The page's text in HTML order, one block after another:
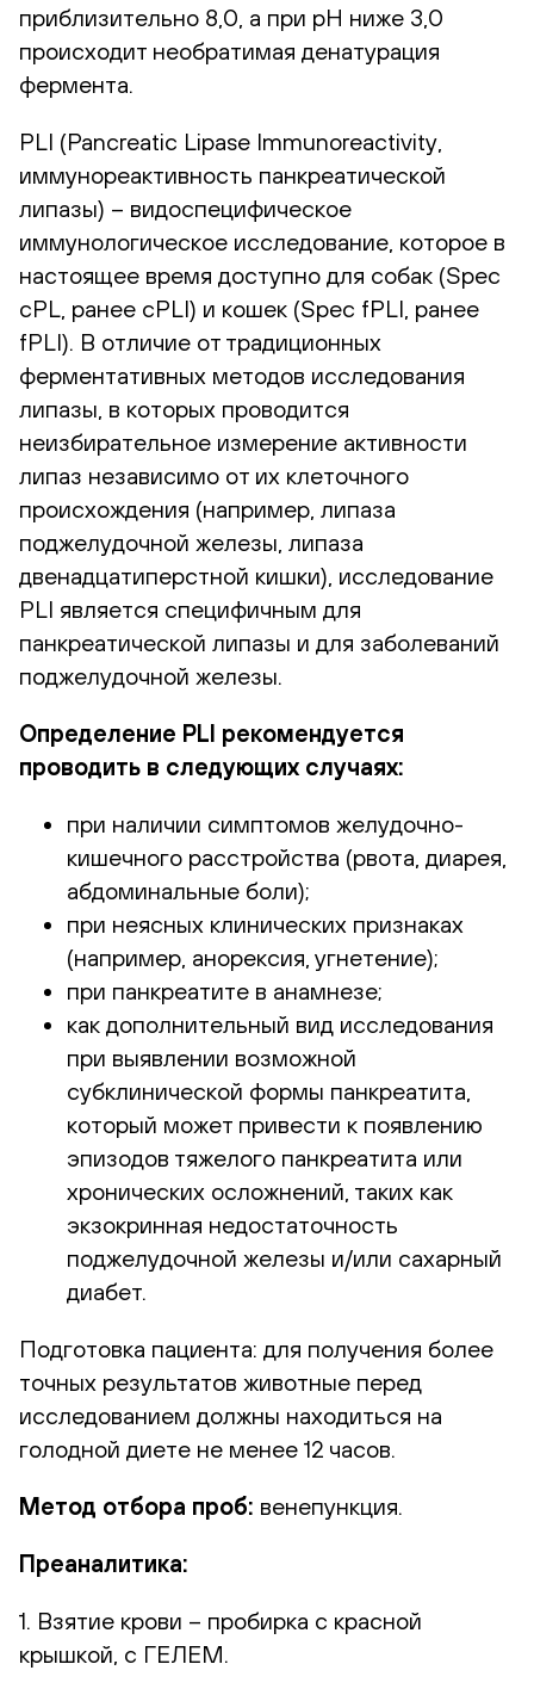
приблизительно 8,0, а при рН ниже 3,0
происходит необратимая денатурация
фермента.
PLI (Pancreatic Lipase Immunoreactivity,
иммунореактивность панкреатической
липазы) – видоспецифическое
иммунологическое исследование, которое в
настоящее время доступно для собак (Spec
cPL, ранее cPLI) и кошек (Spec fPLI, ранее
fPLI). В отличие от традиционных
ферментативных методов исследования
липазы, в которых проводится
неизбирательное измерение активности
липаз независимо от их клеточного
происхождения (например, липаза
поджелудочной железы, липаза
двенадцатиперстной кишки), исследование
PLI является специфичным для
панкреатической липазы и для заболеваний
поджелудочной железы.
Определение PLI рекомендуется
проводить в следующих случаях:
при наличии симптомов желудочно-
кишечного расстройства (рвота, диарея,
абдоминальные боли);
при неясных клинических признаках
(например, анорексия, угнетение);
при панкреатите в анамнезе;
как дополнительный вид исследования
при выявлении возможной
субклинической формы панкреатита,
который может привести к появлению
эпизодов тяжелого панкреатита или
хронических осложнений, таких как
экзокринная недостаточность
поджелудочной железы и/или сахарный
диабет.
Подготовка пациента: для получения более
точных результатов животные перед
исследованием должны находиться на
голодной диете не менее 12 часов.
Метод отбора проб: венепункция.
Преаналитика:
1. Взятие крови – пробирка с красной
крышкой, с ГЕЛЕМ.